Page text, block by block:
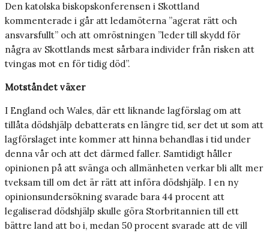
Den katolska biskopskonferensen i Skottland
kommenterade i går att ledamöterna ”agerat rätt och
ansvarsfullt” och att omröstningen ”leder till skydd för
några av Skottlands mest sårbara individer från risken att
tvingas mot en för tidig död”.
Motståndet växer
I England och Wales, där ett liknande lagförslag om att
tillåta dödshjälp debatterats en längre tid, ser det ut som att
lagförslaget inte kommer att hinna behandlas i tid under
denna vår och att det därmed faller. Samtidigt håller
opinionen på att svänga och allmänheten verkar bli allt mer
tveksam till om det är rätt att införa dödshjälp. I en ny
opinionsundersökning svarade bara 44 procent att
legaliserad dödshjälp skulle göra Storbritannien till ett
bättre land att bo i, medan 50 procent svarade att de vill